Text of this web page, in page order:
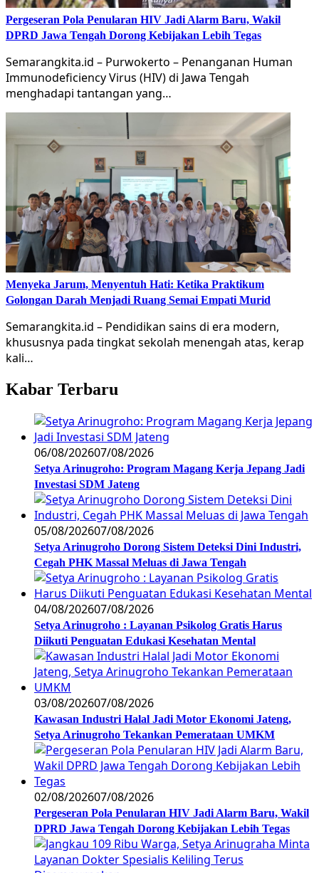
Pergeseran Pola Penularan HIV Jadi Alarm Baru, Wakil
DPRD Jawa Tengah Dorong Kebijakan Lebih Tegas
Semarangkita.id – Purwokerto – Penanganan Human
Immunodeficiency Virus (HIV) di Jawa Tengah
menghadapi tantangan yang…
Menyeka Jarum, Menyentuh Hati: Ketika Praktikum
Golongan Darah Menjadi Ruang Semai Empati Murid
Semarangkita.id – Pendidikan sains di era modern,
khususnya pada tingkat sekolah menengah atas, kerap
kali…
Kabar Terbaru
06/08/202607/08/2026
Setya Arinugroho: Program Magang Kerja Jepang Jadi
Investasi SDM Jateng
05/08/202607/08/2026
Setya Arinugroho Dorong Sistem Deteksi Dini Industri,
Cegah PHK Massal Meluas di Jawa Tengah
04/08/202607/08/2026
Setya Arinugroho : Layanan Psikolog Gratis Harus
Diikuti Penguatan Edukasi Kesehatan Mental
03/08/202607/08/2026
Kawasan Industri Halal Jadi Motor Ekonomi Jateng,
Setya Arinugroho Tekankan Pemerataan UMKM
02/08/202607/08/2026
Pergeseran Pola Penularan HIV Jadi Alarm Baru, Wakil
DPRD Jawa Tengah Dorong Kebijakan Lebih Tegas